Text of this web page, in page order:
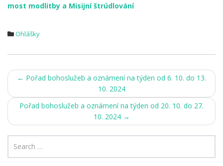
most modlitby a Misijní štrúdlování
Ohlášky
Post
navigation
← Pořad bohoslužeb a oznámení na týden od 6. 10. do 13.
10. 2024
Pořad bohoslužeb a oznámení na týden od 20. 10. do 27.
10. 2024 →